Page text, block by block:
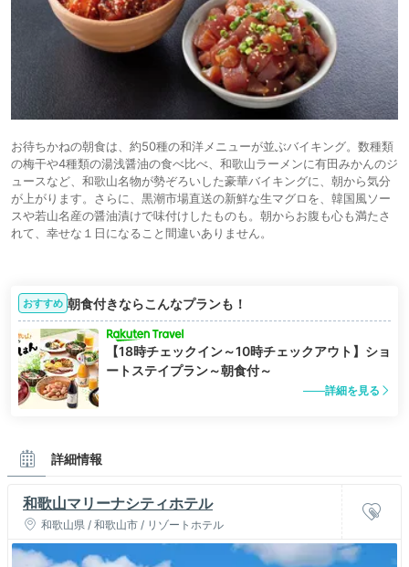
お待ちかねの朝食は、約50種の和洋メニューが並ぶバイキング。数種類
の梅干や4種類の湯浅醤油の食べ比べ、和歌山ラーメンに有田みかんのジ
ュースなど、和歌山名物が勢ぞろいした豪華バイキングに、朝から気分
が上がります。さらに、黒潮市場直送の新鮮な生マグロを、韓国風ソー
スや若山名産の醤油漬けで味付けしたものも。朝からお腹も心も満たさ
れて、幸せな１日になること間違いありません。
おすすめ 朝食付きならこんなプランも！
【18時チェックイン～10時チェックアウト】ショ
ートステイプラン～朝食付～
詳細を見る
詳細情報
和歌山マリーナシティホテル
和歌山県 / 和歌山市 / リゾートホテル